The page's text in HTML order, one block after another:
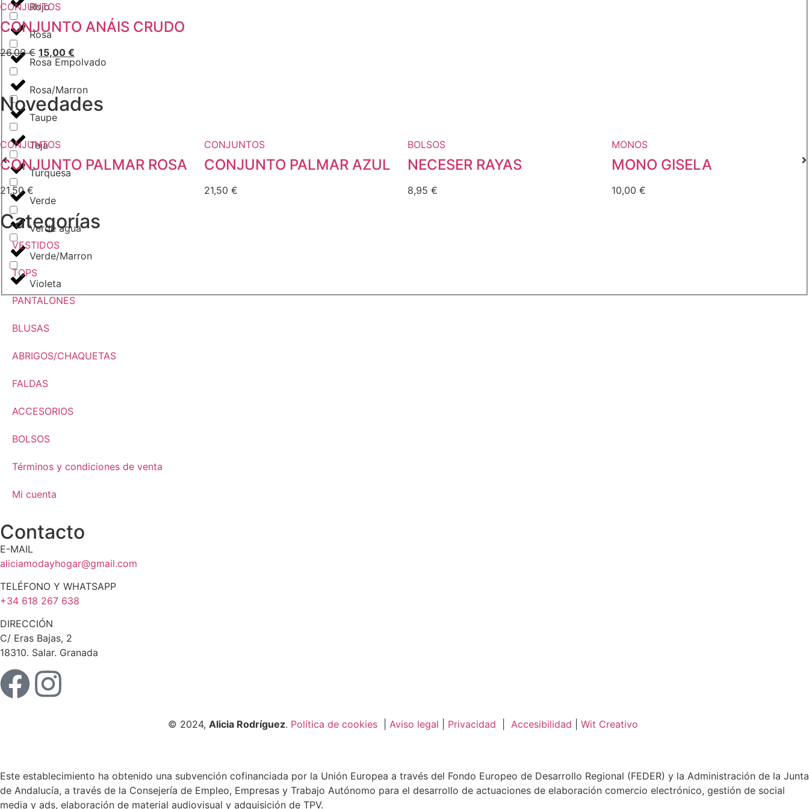
Rojo
Rosa
Rosa Empolvado
Rosa/Marron
Taupe
Teja
Turquesa
Verde
Verde agua
Verde/Marron
Violeta
CONJUNTOS
CONJUNTO ANÁIS CRUDO
26,00€ 15,00 €
Novedades
CONJUNTOS
CONJUNTO PALMAR ROSA
21,50€
CONJUNTOS
CONJUNTO PALMAR AZUL
21,50 €
BOLSOS
NECESER RAYAS
8,95 €
MONOS
MONO GISELA
10,00 €
Categorías
VESTIDOS
TOPS
PANTALONES
BLUSAS
ABRIGOS/CHAQUETAS
FALDAS
ACCESORIOS
BOLSOS
Términos y condiciones de venta
Mi cuenta
Contacto
E-MAIL
aliciamodayhogar@gmail.com
TELÉFONO Y WHATSAPP
+34 618 267 638
DIRECCIÓN
C/ Eras Bajas, 2
18310. Salar. Granada
© 2024, Alicia Rodríguez. Política de cookies Aviso legal Privacidad Accesibilidad Wit Creativo
Este establecimiento ha obtenido una subvención cofinanciada por la Unión Europea a través del Fondo Europeo de Desarrollo Regional (FEDER) y la Administración de la Junta
de Andalucía, a través de la Consejería de Empleo, Empresas y Trabajo Autónomo para el desarrollo de actuaciones de elaboración comercio electrónico, gestión de social
media y ads, elaboración de material audiovisual y adquisición de TPV.